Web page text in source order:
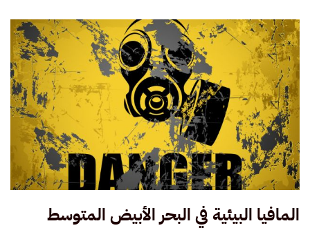
المافيا البيئية في البحر الأبيض المتوسط